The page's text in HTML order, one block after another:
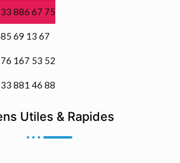
886 67 75
69 13 67
167 53 52
881 46 88
Utiles & Rapides